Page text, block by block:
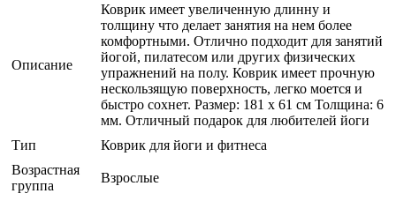
Описание
Коврик имеет увеличенную длинну и
толщину что делает занятия на нем более
комфортными. Отлично подходит для занятий
йогой, пилатесом или других физических
упражнений на полу. Коврик имеет прочную
нескользящую поверхность, легко моется и
быстро сохнет. Размер: 181 х 61 см Толщина: 6
мм. Отличный подарок для любителей йоги
Тип
Коврик для йоги и фитнеса
Возрастная
группа
Взрослые